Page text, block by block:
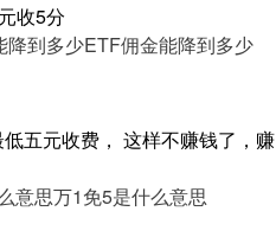
收5分
降到多少ETF佣金能降到多少
五元收费， 这样不赚钱了，赚
意思万1免5是什么意思